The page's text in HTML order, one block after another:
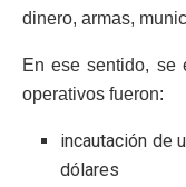
dinero, armas,
En ese sentido, se
operativos fueron:
incautación de
dólares